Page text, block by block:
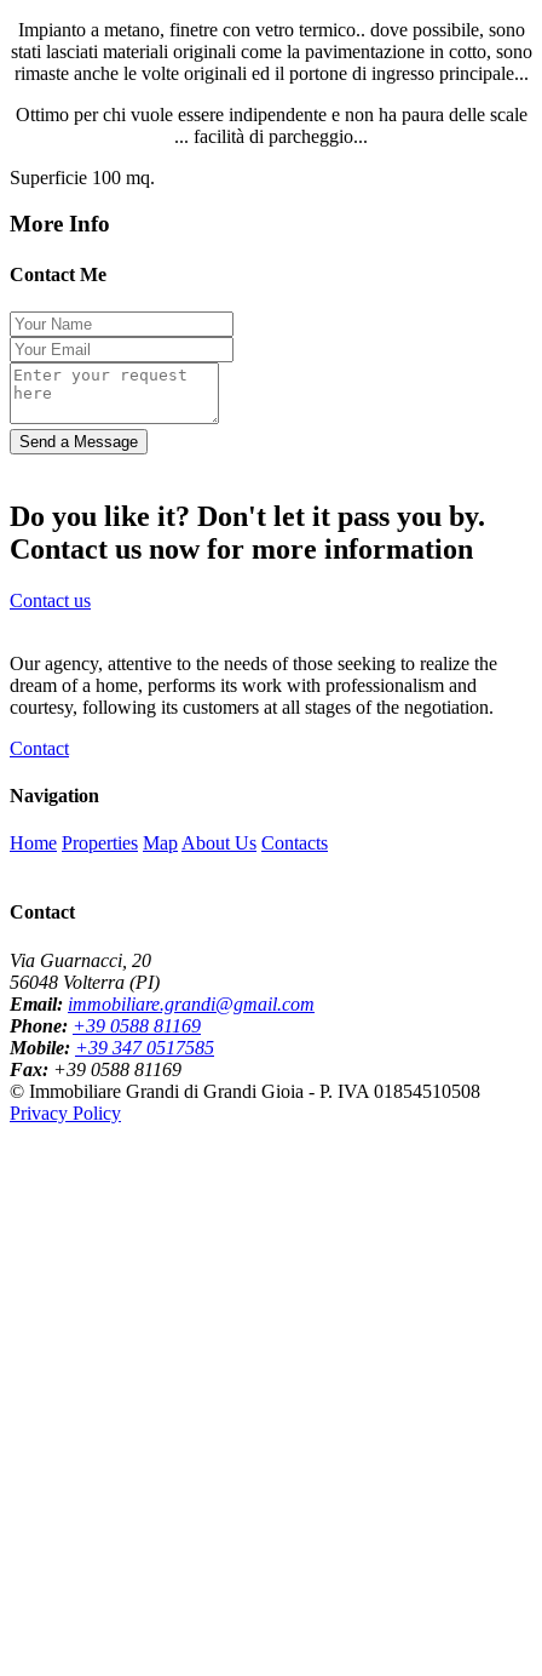
Impianto a metano, finetre con vetro termico.. dove possibile, sono
stati lasciati materiali originali come la pavimentazione in cotto, sono
rimaste anche le volte originali ed il portone di ingresso principale...
Ottimo per chi vuole essere indipendente e non ha paura delle scale
... facilità di parcheggio...
Superficie 100 mq.
More Info
Contact Me
Send a Message
Do you like it? Don't let it pass you by.
Contact us now for more information
Contact us
Our agency, attentive to the needs of those seeking to realize the
dream of a home, performs its work with professionalism and
courtesy, following its customers at all stages of the negotiation.
Contact
Navigation
Home Properties Map About Us Contacts
Contact
Via Guarnacci, 20
56048 Volterra (PI)
Email: immobiliare.grandi@gmail.com
Phone: +39 0588 81169
Mobile: +39 347 0517585
Fax: +39 0588 81169
© Immobiliare Grandi di Grandi Gioia - P. IVA 01854510508
Privacy Policy